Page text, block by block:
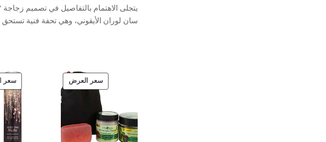
يتجلى الاهتمام بالتفاصيل في تصميم زجاجة
سان لوران الأيقوني، وهي تحفة فنية
سعر العرض سعر